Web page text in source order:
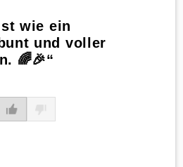
wie ein
und voller
🌈🎉“